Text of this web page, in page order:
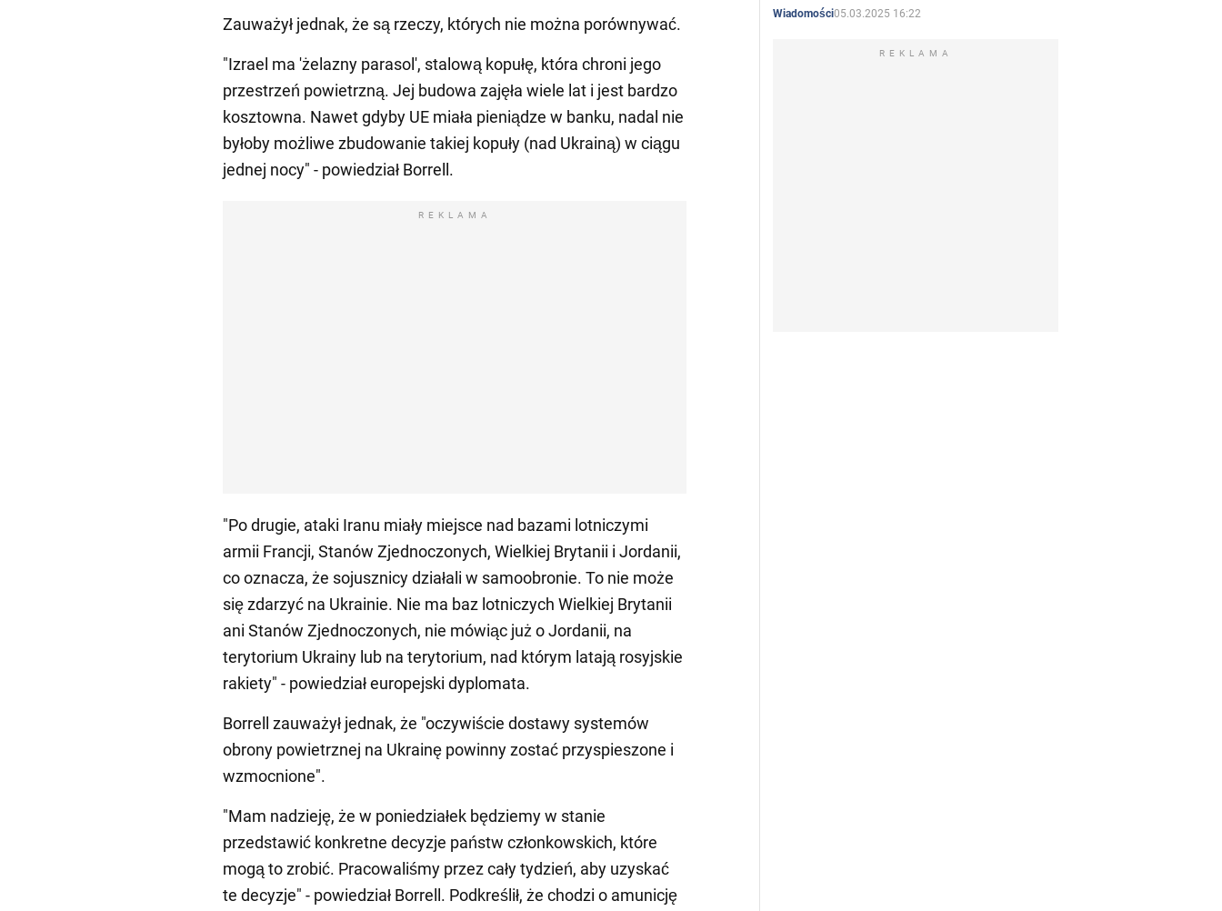
Zauważył jednak, że są rzeczy, których nie można porównywać.
"Izrael ma 'żelazny parasol', stalową kopułę, która chroni jego
przestrzeń powietrzną. Jej budowa zajęła wiele lat i jest bardzo
kosztowna. Nawet gdyby UE miała pieniądze w banku, nadal nie
byłoby możliwe zbudowanie takiej kopuły (nad Ukrainą) w ciągu
jednej nocy" - powiedział Borrell.
REKLAMA
"Po drugie, ataki Iranu miały miejsce nad bazami lotniczymi
armii Francji, Stanów Zjednoczonych, Wielkiej Brytanii i Jordanii,
co oznacza, że sojusznicy działali w samoobronie. To nie może
się zdarzyć na Ukrainie. Nie ma baz lotniczych Wielkiej Brytanii
ani Stanów Zjednoczonych, nie mówiąc już o Jordanii, na
terytorium Ukrainy lub na terytorium, nad którym latają rosyjskie
rakiety" - powiedział europejski dyplomata.
Borrell zauważył jednak, że "oczywiście dostawy systemów
obrony powietrznej na Ukrainę powinny zostać przyspieszone i
wzmocnione".
"Mam nadzieję, że w poniedziałek będziemy w stanie
przedstawić konkretne decyzje państw członkowskich, które
mogą to zrobić. Pracowaliśmy przez cały tydzień, aby uzyskać
te decyzje" - powiedział Borrell. Podkreślił, że chodzi o amunicję
Wiadomości05.03.2025 16:22
REKLAMA